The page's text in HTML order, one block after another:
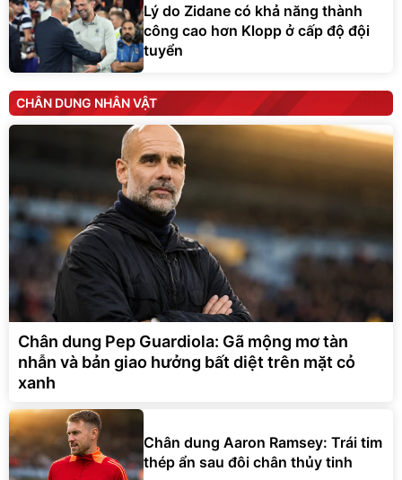
Lý do Zidane có khả năng thành
công cao hơn Klopp ở cấp độ đội
tuyển
CHÂN DUNG NHÂN VẬT
Chân dung Pep Guardiola: Gã mộng mơ tàn
nhẫn và bản giao hưởng bất diệt trên mặt cỏ
xanh
Chân dung Aaron Ramsey: Trái tim
thép ẩn sau đôi chân thủy tinh